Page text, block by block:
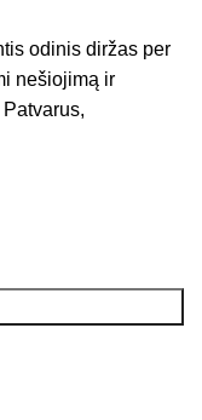
odinis diržas per
nešiojimą ir